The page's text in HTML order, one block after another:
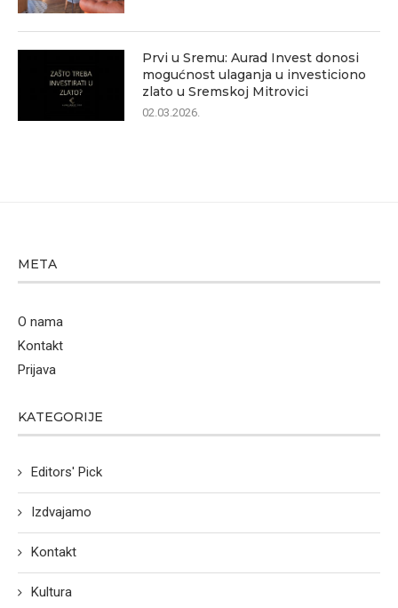
Prvi u Sremu: Aurad Invest donosi
mogućnost ulaganja u investiciono
zlato u Sremskoj Mitrovici
02.03.2026.
META
O nama
Kontakt
Prijava
KATEGORIJE
Editors' Pick
Izdvajamo
Kontakt
Kultura